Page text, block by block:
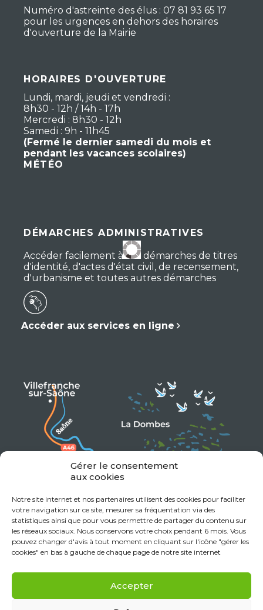
Gérer le consentement
aux cookies
Notre site internet et nos partenaires utilisent des cookies pour faciliter
votre navigation sur ce site, mesurer sa fréquentation via des
statistiques ainsi que pour vous permettre de partager du contenu sur
les réseaux sociaux. Nous conservons votre choix pendant 6 mois. Vous
pouvez changer d'avis à tout moment en cliquant sur l'icône "gérer les
cookies" en bas à gauche de chaque page de notre site internet
Accepter
Numéro d'astreinte des élus : 07 81 93 65 17
pour les urgences en dehors des horaires
d'ouverture de la Mairie
HORAIRES D'OUVERTURE
Lundi, mardi, jeudi et vendredi :
8h30 - 12h / 14h - 17h
Mercredi : 8h30 - 12h
Samedi : 9h - 11h45
(Fermé le dernier samedi du mois et
pendant les vacances scolaires)
MÉTÉO
DÉMARCHES ADMINISTRATIVES
Accéder facilement à vos démarches de titres
d'identité, d'actes d'état civil, de recensement,
d'urbanisme et toutes autres démarches
Accéder aux services en ligne